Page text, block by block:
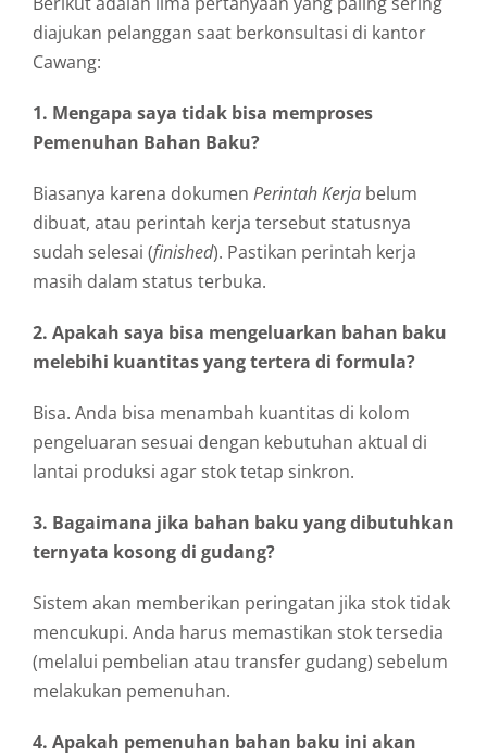
diajukan pelanggan saat berkonsultasi di kantor
Cawang:
1. Mengapa saya tidak bisa memproses
Pemenuhan Bahan Baku?
Biasanya karena dokumen Perintah Kerja belum
dibuat, atau perintah kerja tersebut statusnya
sudah selesai (finished). Pastikan perintah kerja
masih dalam status terbuka.
2. Apakah saya bisa mengeluarkan bahan baku
melebihi kuantitas yang tertera di formula?
Bisa. Anda bisa menambah kuantitas di kolom
pengeluaran sesuai dengan kebutuhan aktual di
lantai produksi agar stok tetap sinkron.
3. Bagaimana jika bahan baku yang dibutuhkan
ternyata kosong di gudang?
Sistem akan memberikan peringatan jika stok tidak
mencukupi. Anda harus memastikan stok tersedia
(melalui pembelian atau transfer gudang) sebelum
melakukan pemenuhan.
4. Apakah pemenuhan bahan baku ini akan